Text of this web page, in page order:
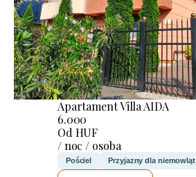
Apartament Villa AIDA
6.000
Od HUF
/ noc / osoba
Pościel Przyjazny dla niemowląt